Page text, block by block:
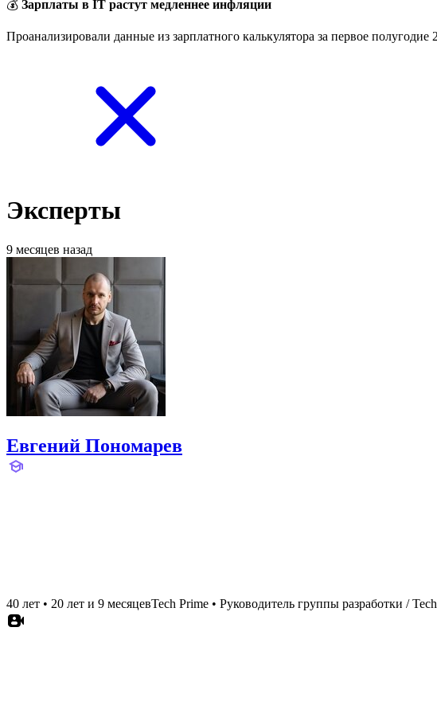
💰 Зарплаты в IT растут медленнее инфляции
Проанализировали данные из зарплатного калькулятора за первое полугодие
Эксперты
9 месяцев назад
Евгений Пономарев
40 лет • 20 лет и 9 месяцевTech Prime • Руководитель группы разработки /